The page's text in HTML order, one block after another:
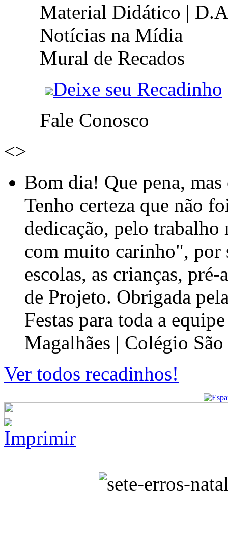
Material Didático |
Notícias na Mídia
Mural de Recados
Deixe seu Recadinho
Fale Conosco
<>
Bom dia! Que pena,
Tenho certeza que não
dedicação, pelo
com muito carinho", por
escolas, as crianças, pré-
de Projeto. Obrigada
Festas para toda a
Magalhães | Colégio
Ver todos recadinhos!